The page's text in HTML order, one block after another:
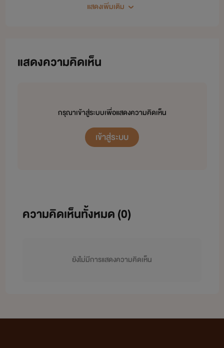
แสดงเพิ่มเติม
แสดงความคิดเห็น
กรุณาเข้าสู่ระบบเพื่อแสดงความคิดเห็น
เข้าสู่ระบบ
ความคิดเห็นทั้งหมด (0)
ยังไม่มีการแสดงความคิดเห็น